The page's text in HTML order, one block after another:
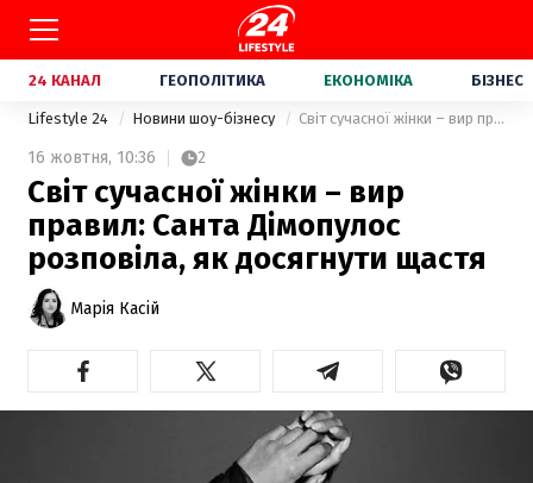
24 КАНАЛ ГЕОПОЛІТИКА ЕКОНОМІКА БІЗНЕС
Lifestyle 24 Новини шоу-бізнесу Світ сучасної жінки – вир правил: Санта Дімопулос розповіла, як досягнути щастя
16 жовтня, 10:36 2
Світ сучасної жінки – вир
правил: Санта Дімопулос
розповіла, як досягнути щастя
Марія Касій